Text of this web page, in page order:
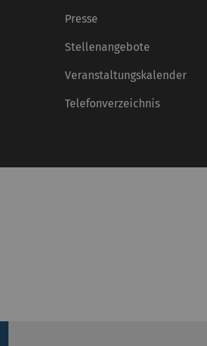
Presse
Stellenangebote
Veranstaltungskalender
Telefonverzeichnis